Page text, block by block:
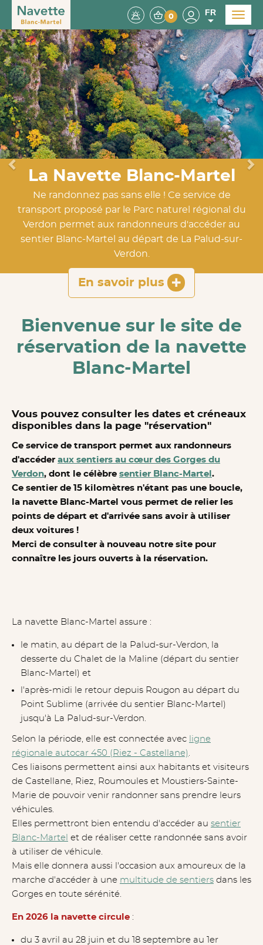
La Navette Blanc-Martel
Ne randonnez pas sans elle ! Ce service de
transport proposé par le Parc naturel régional du
Verdon permet aux randonneurs d'accéder au
sentier Blanc-Martel au départ de La Palud-sur-
Verdon.
En savoir plus
Bienvenue sur le site de
réservation de la navette
Blanc-Martel
Vous pouvez consulter les dates et créneaux
disponibles dans la page "réservation"
Ce service de transport permet aux randonneurs
d'accéder aux sentiers au cœur des Gorges du
Verdon, dont le célèbre sentier Blanc-Martel .
Ce sentier de 15 kilomètres n'étant pas une boucle,
la navette Blanc-Martel vous permet de relier les
points de départ et d'arrivée sans avoir à utiliser
deux voitures !
Merci de consulter à nouveau notre site pour
connaître les jours ouverts à la réservation.
La navette Blanc-Martel assure :
le matin, au départ de la Palud-sur-Verdon, la
desserte du Chalet de la Maline (départ du sentier
Blanc-Martel) et
l'après-midi le retour depuis Rougon au départ du
Point Sublime (arrivée du sentier Blanc-Martel)
jusqu'à La Palud-sur-Verdon.
Selon la période, elle est connectée avec ligne
régionale autocar 450 (Riez - Castellane).
Ces liaisons permettent ainsi aux habitants et visiteurs
de Castellane, Riez, Roumoules et Moustiers-Sainte-
Marie de pouvoir venir randonner sans prendre leurs
véhicules.
Elles permettront bien entendu d'accéder au sentier
Blanc-Martel et de réaliser cette randonnée sans avoir
à utiliser de véhicule.
Mais elle donnera aussi l'occasion aux amoureux de la
marche d'accéder à une multitude de sentiers dans les
Gorges en toute sérénité.
En 2026 la navette circule :
du 3 avril au 28 juin et du 18 septembre au 1er
0 FR Menu